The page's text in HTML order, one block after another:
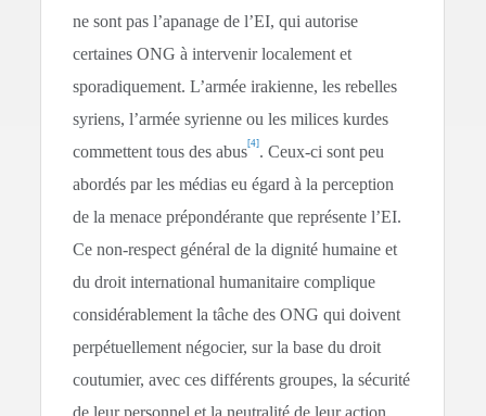
ne sont pas l’apanage de l’EI, qui autorise
certaines ONG à intervenir localement et
sporadiquement. L’armée irakienne, les rebelles
syriens, l’armée syrienne ou les milices kurdes
commettent tous des abus[4] . Ceux-ci sont peu
abordés par les médias eu égard à la perception
de la menace prépondérante que représente l’EI.
Ce non-respect général de la dignité humaine et
du droit international humanitaire complique
considérablement la tâche des ONG qui doivent
perpétuellement négocier, sur la base du droit
coutumier, avec ces différents groupes, la sécurité